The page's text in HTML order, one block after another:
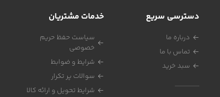
دسترسی سریع
درباره ما
تماس با ما
سبد خرید
خدمات مشتریان
سیاست حفظ حریم
خصوصی
شرایط و ضوابط
سوالات پر تکرار
شرایط تحویل و ارائه کالا